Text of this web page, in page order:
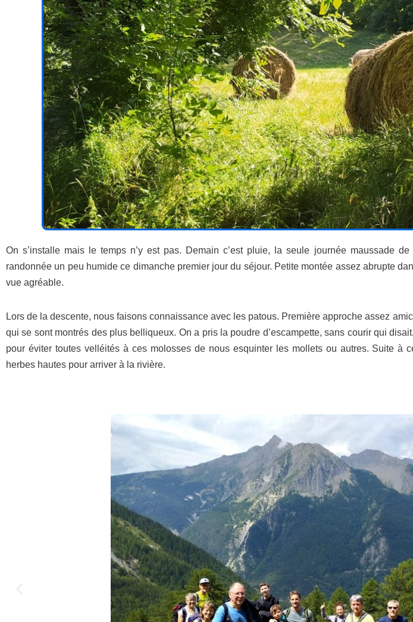
On s’installe mais le temps n’y est pas. Demain c’est pluie, la seule journée maussade
randonnée un peu humide ce dimanche premier jour du séjour. Petite montée assez abrupte
vue agréable.
Lors de la descente, nous faisons connaissance avec les patous. Première approche assez
qui se sont montrés des plus belliqueux. On a pris la poudre d’escampette, sans courir qui
pour éviter toutes velléités à ces molosses de nous esquinter les mollets ou autres. Suite à
herbes hautes pour arriver à la rivière.